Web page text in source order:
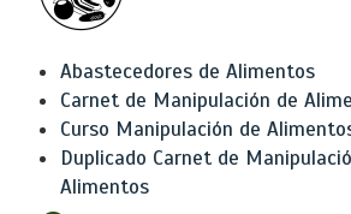
Abastecedores de Alimentos
Carnet de Manipulación de
Curso Manipulación de
Duplicado Carnet de
Alimentos